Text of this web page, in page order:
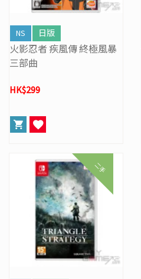
NS 日版
火影忍者 疾風傳 終極風暴
三部曲
HK$299
二手